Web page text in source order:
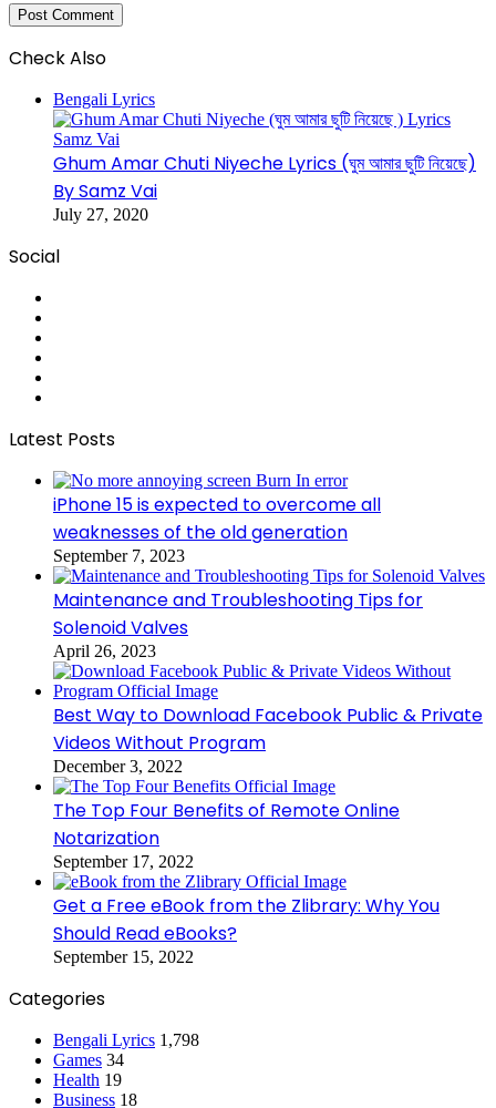
Check Also
Bengali Lyrics
Ghum Amar Chuti Niyeche Lyrics (ঘুম আমার ছুটি নিয়েছে)
By Samz Vai
July 27, 2020
Social
Latest Posts
iPhone 15 is expected to overcome all
weaknesses of the old generation
September 7, 2023
Maintenance and Troubleshooting Tips for
Solenoid Valves
April 26, 2023
Best Way to Download Facebook Public & Private
Videos Without Program
December 3, 2022
The Top Four Benefits of Remote Online
Notarization
September 17, 2022
Get a Free eBook from the Zlibrary: Why You
Should Read eBooks?
September 15, 2022
Categories
Bengali Lyrics 1,798
Games 34
Health 19
Business 18